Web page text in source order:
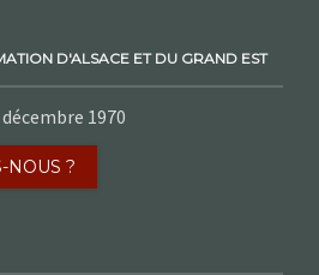
D'ALSACE ET DU GRAND EST
1970
NOUS ?